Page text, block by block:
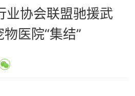
业协会联盟驰援武
医院“集结”